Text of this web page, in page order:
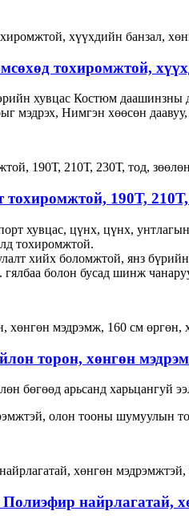
тохиромжтой,
хувцас Костюм даашинзны
мэдрэх, Нимгэн хөөсөн
190Т,
хувцас, цүнх, цүнх,
тохиромжтой.
хийх боломжтой, янз
гялбаа болон бусад шинж
торон, хөнгөн
бөгөөд арьсанд харьцангуй
олон тооны шумуулын
найрлагатай,